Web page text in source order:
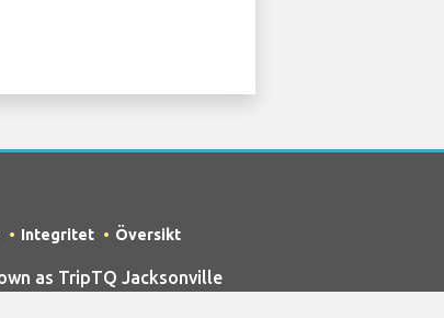
Integritet Översikt
as TripTQ Jacksonville